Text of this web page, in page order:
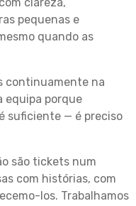
pequenas e
quando as
continuamente na
equipa porque
suficiente — é preciso
são tickets num
com histórias, com
los. Trabalhamos